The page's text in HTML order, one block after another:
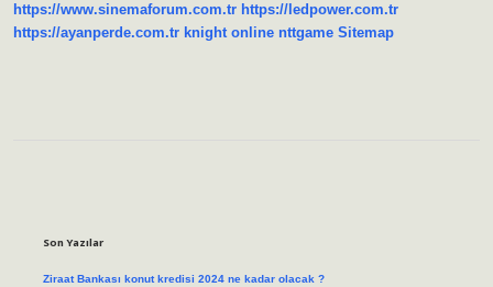
https://www.sinemaforum.com.tr https://ledpower.com.tr
https://ayanperde.com.tr knight online nttgame Sitemap
Son Yazılar
Ziraat Bankası konut kredisi 2024 ne kadar olacak ?